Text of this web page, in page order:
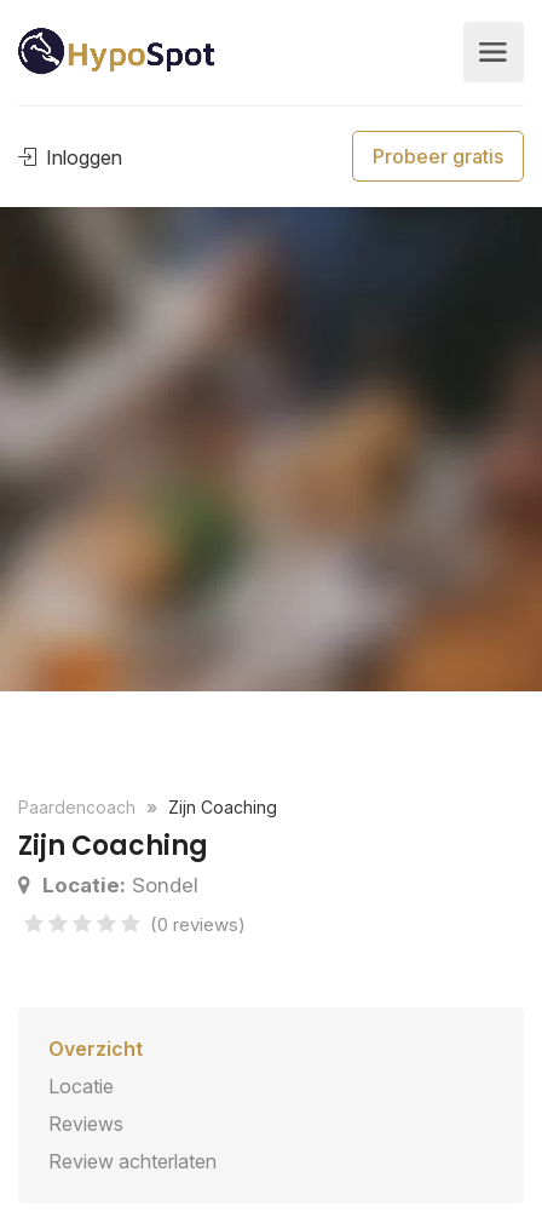
Inloggen Probeer gratis
Paardencoach Zijn Coaching
Zijn Coaching
Locatie: Sondel
(0 reviews)
Overzicht
Locatie
Reviews
Review achterlaten